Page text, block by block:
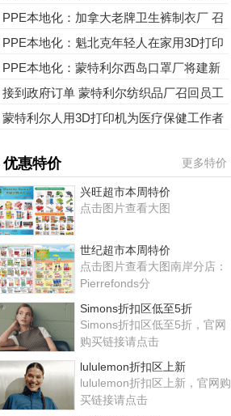
万个防护面具
PPE本地化：加拿大老牌卫生裤制衣厂 召
回员工生产防护衣
PPE本地化：魁北克年轻人在家用3D打印
机制作防护面具
PPE本地化：蒙特利尔西岛口罩厂将建新
厂生产N95口罩
接到政府订单 蒙特利尔纺织品厂召回员工
全力生产
蒙特利尔人用3D打印机为医疗保健工作者
▌优惠特价 更多特价
兴旺超市本周特价
点击图片查看大图
世纪超市本周特价
点击图片查看大图南岸分店：
Pierrefonds分
Simons折扣区低至5折
Simons折扣区低至5折，官网
购买链接请点击
lululemon折扣区上新
lululemon折扣区上新，官网购
买链接请点击